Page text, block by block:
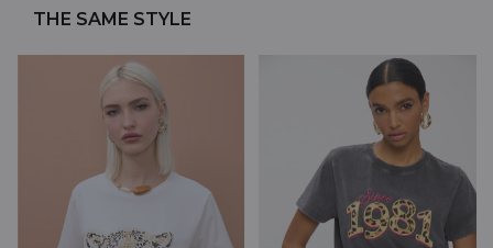
THE SAME STYLE